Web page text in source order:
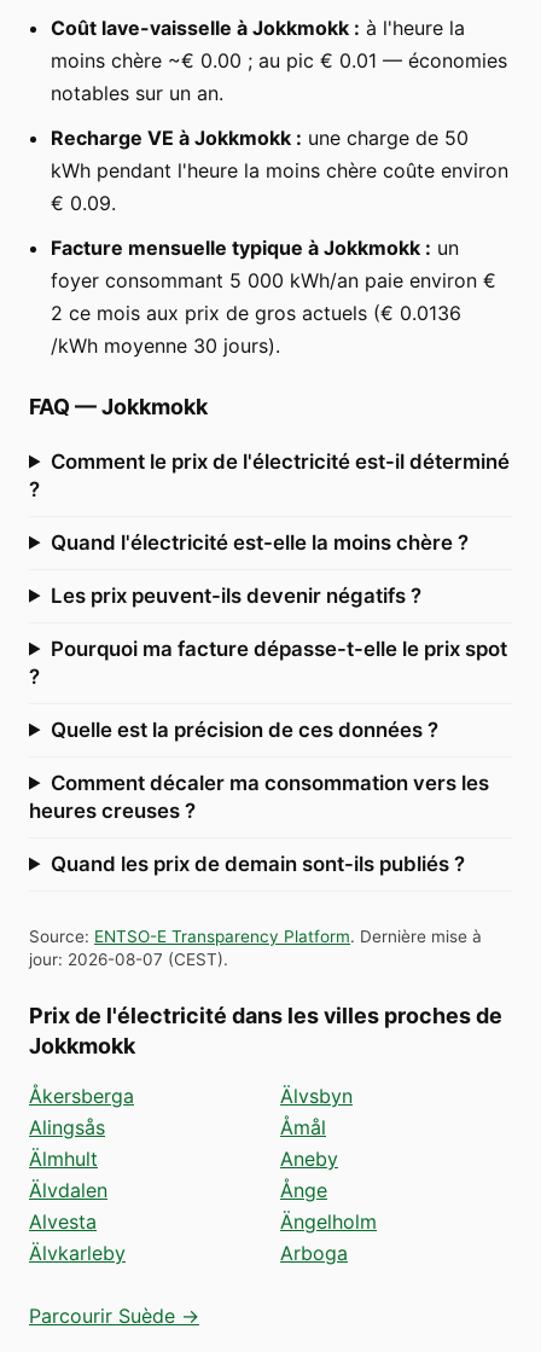
Coût lave-vaisselle à Jokkmokk : à l'heure la
moins chère ~€ 0.00 ; au pic € 0.01 — économies
notables sur un an.
Recharge VE à Jokkmokk : une charge de 50
kWh pendant l'heure la moins chère coûte environ
€ 0.09.
Facture mensuelle typique à Jokkmokk : un
foyer consommant 5 000 kWh/an paie environ €
2 ce mois aux prix de gros actuels (€ 0.0136
/kWh moyenne 30 jours).
FAQ —Jokkmokk
Comment le prix de l'électricité est-il déterminé
?
Quand l'électricité est-elle la moins chère ?
Les prix peuvent-ils devenir négatifs ?
Pourquoi ma facture dépasse-t-elle le prix spot
?
Quelle est la précision de ces données ?
Comment décaler ma consommation vers les
heures creuses ?
Quand les prix de demain sont-ils publiés ?
Source: ENTSO-E Transparency Platform. Dernière mise à
jour: 2026-08-07 (CEST).
Prix de l'électricité dans les villes proches de
Jokkmokk
Åkersberga
Alingsås
Älmhult
Älvdalen
Alvesta
Älvkarleby
Älvsbyn
Åmål
Aneby
Ånge
Ängelholm
Arboga
Parcourir Suède →